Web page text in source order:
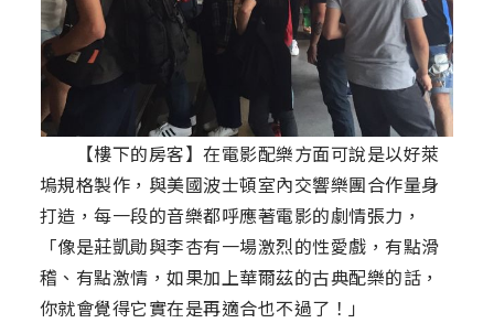
【樓下的房客】在電影配樂方面可說是以好萊
塢規格製作，與美國波士頓室內交響樂團合作量身
打造，每一段的音樂都呼應著電影的劇情張力，
「像是莊凱勛與李杏有一場激烈的性愛戲，有點滑
稽、有點激情，如果加上華爾茲的古典配樂的話，
你就會覺得它實在是再適合也不過了！」